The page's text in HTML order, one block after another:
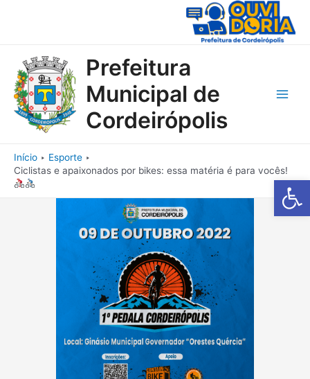
Barra de
Prefeitura
Municipal de
Cordeirópolis
Início
Esporte
Ciclistas e apaixonados por bikes: essa matéria é para vocês!